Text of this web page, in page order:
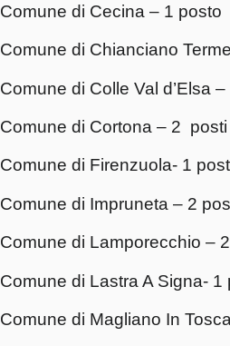
Comune di Cecina – 1 posto
Comune di Chianciano
Comune di Colle Val
Comune di Cortona – 2
Comune di Firenzuola-
Comune di Impruneta
Comune di Lamporecchio
Comune di Lastra A
Comune di Magliano